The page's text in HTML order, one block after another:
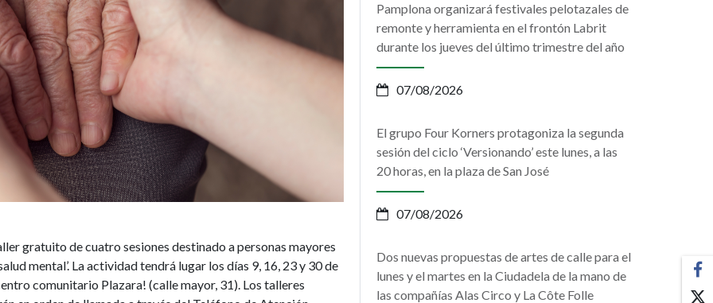
gratuito de cuatro sesiones destinado a personas mayores
mental’. La actividad tendrá lugar los días 9, 16, 23 y 30 de
comunitario Plazara! (calle mayor, 31). Los talleres
Pamplona organizará festivales pelotazales de
remonte y herramienta en el frontón Labrit
durante los jueves del último trimestre del año
07/08/2026
El grupo Four Korners protagoniza la segunda
sesión del ciclo ‘Versionando’ este lunes, a las
20 horas, en la plaza de San José
07/08/2026
Dos nuevas propuestas de artes de calle para el
lunes y el martes en la Ciudadela de la mano de
las compañías Alas Circo y La Côte Folle